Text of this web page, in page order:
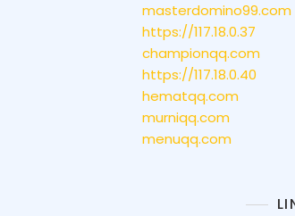
masterdomino99.com
https://117.18.0.37
championqq.com
https://117.18.0.40
hematqq.com
murniqq.com
menuqq.com